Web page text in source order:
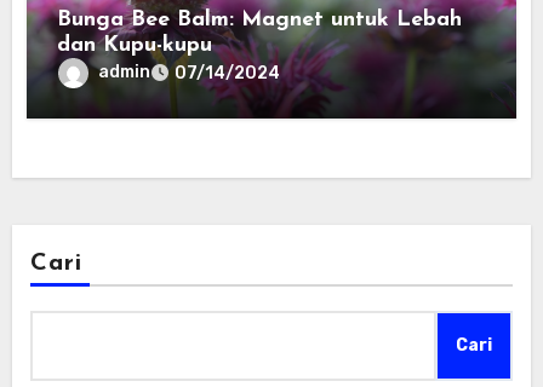
Bunga Bee Balm: Magnet untuk Lebah
dan Kupu-kupu
admin 07/14/2024
Cari
Cari